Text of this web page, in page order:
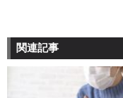
関連記事